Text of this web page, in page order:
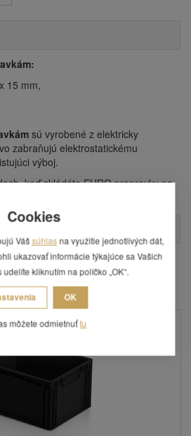
15 mm,
sú vyrobené z elektricky
zabraňujú elektrostatickému
výboj.
keď skládáte EURO prepravky na
ve sklade).
Cookies
Vášsúhlas na využitie jednotlivých dát,
ukazovať informácie týkajúce sa Vašich
kliknutím na políčko „OK“.
OK
môžete odmietnuťtu